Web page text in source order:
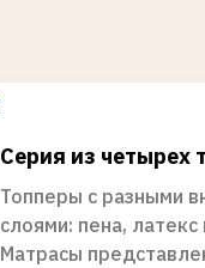
Серия из четырех
Топперы с разными
слоями: пена, латекс
Матрасы